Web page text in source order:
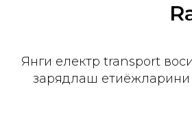
Янги електр transport
зарядлаш